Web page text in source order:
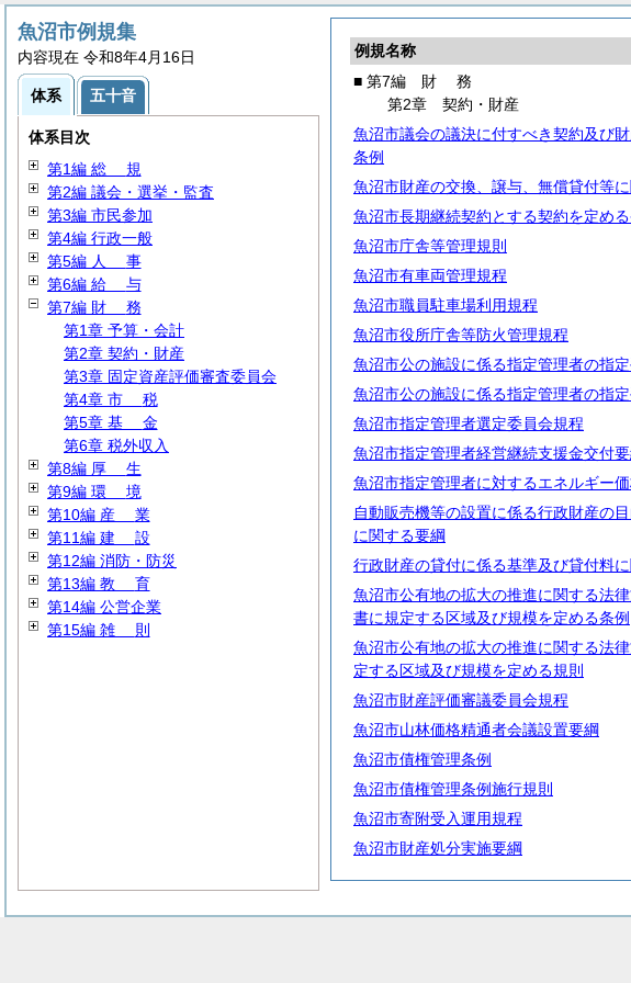
例規名称
■ 第7編 財 務
第2章 契約・財産
魚沼市議会の議決に付すべき契約及び
条例
魚沼市財産の交換、譲与、無償貸付等
魚沼市長期継続契約とする契約を定める
魚沼市庁舎等管理規則
魚沼市有車両管理規程
魚沼市職員駐車場利用規程
魚沼市役所庁舎等防火管理規程
魚沼市公の施設に係る指定管理者の指
魚沼市公の施設に係る指定管理者の指
魚沼市指定管理者選定委員会規程
魚沼市指定管理者経営継続支援金交付要
魚沼市指定管理者に対するエネルギー
自動販売機等の設置に係る行政財産の
に関する要綱
行政財産の貸付に係る基準及び貸付料
魚沼市公有地の拡大の推進に関する法
書に規定する区域及び規模を定める条例
魚沼市公有地の拡大の推進に関する法
定する区域及び規模を定める規則
魚沼市財産評価審議委員会規程
魚沼市山林価格精通者会議設置要綱
魚沼市債権管理条例
魚沼市債権管理条例施行規則
魚沼市寄附受入運用規程
魚沼市財産処分実施要綱
魚沼市例規集
内容現在 令和8年4月16日
体系 五十音
体系目次
第1編 総 規
第2編 議会・選挙・監査
第3編 市民参加
第4編 行政一般
第5編 人 事
第6編 給 与
第7編 財 務
第1章 予算・会計
第2章 契約・財産
第3章 固定資産評価審査委員会
第4章 市 税
第5章 基 金
第6章 税外収入
第8編 厚 生
第9編 環 境
第10編 産 業
第11編 建 設
第12編 消防・防災
第13編 教 育
第14編 公営企業
第15編 雑 則